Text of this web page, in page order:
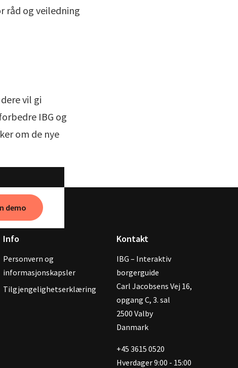
råd og veiledning
vil gi
IBG og
om de nye
demo
Info
Personvern og
informasjonskapsler
Tilgjengelighetserklæring
Kontakt
IBG – Interaktiv
borgerguide
‍Carl Jacobsens Vej 16,
opgang C, 3. sal
2500 Valby
Danmark
+45 3615 0520
Hverdager 9:00 - 15:00